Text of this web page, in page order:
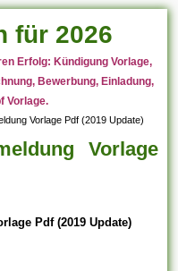
für 2026
Erfolg: Kündigung Vorlage,
Bewerbung, Einladung,
Vorlage.
Vorlage Pdf (2019 Update)
Vorlage
Pdf (2019 Update)